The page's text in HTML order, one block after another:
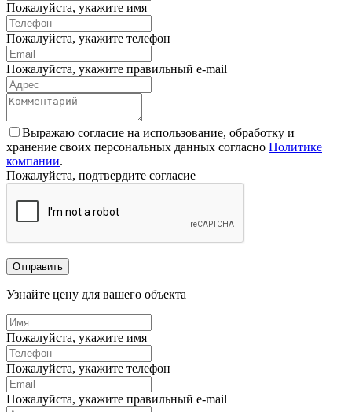
Пожалуйста, укажите имя
Пожалуйста, укажите телефон
Пожалуйста, укажите правильный e-mail
Выражаю согласие на использование, обработку и
хранение своих персональных данных согласно Политике
компании.
Пожалуйста, подтвердите согласие
Отправить
Узнайте цену для вашего объекта
Пожалуйста, укажите имя
Пожалуйста, укажите телефон
Пожалуйста, укажите правильный e-mail